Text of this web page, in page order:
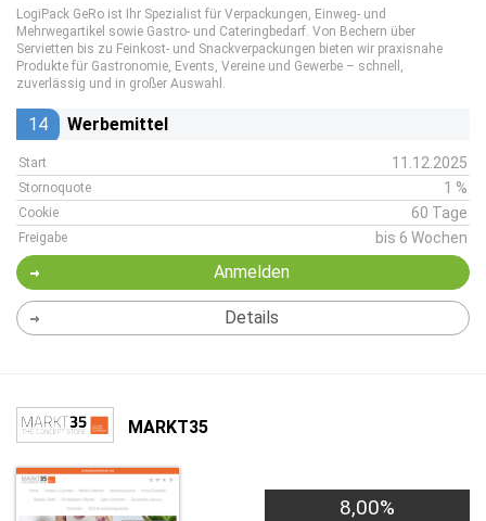
LogiPack GeRo ist Ihr Spezialist für Verpackungen, Einweg- und
Mehrwegartikel sowie Gastro- und Cateringbedarf. Von Bechern über
Servietten bis zu Feinkost- und Snackverpackungen bieten wir praxisnahe
Produkte für Gastronomie, Events, Vereine und Gewerbe – schnell,
zuverlässig und in großer Auswahl.
14 Werbemittel
Start 11.12.2025
Stornoquote 1 %
Cookie 60 Tage
Freigabe bis 6 Wochen
Anmelden
Details
MARKT35
8,00%